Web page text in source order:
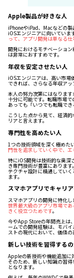
Apple製品が好きな人
iPhoneやiPad、Macなどの
iOSエンジニアに向いていま
って、アプリ開発は単なる
開発におけるモチベーショ
は非常におすすめです。
年収を安定させたい人
iOSエンジニアは、高い市場
できれば、さらなる年収アッ
本人の努力次第にはなりま
十分に可能です。転職市場
あっても「いつでも転職でき
こうした点から見て、経済
リアと言えます。
専門性を高めたい人
1つの技術領域を深く極めた
門性を追求していく中で、
特にiOS開発は技術的な奥深
き専門技術が豊富にありま
テクチャ設計に精通してい
ます。
スマホアプリでキャリ
スマホアプリの開発に特化
世界最大級のアプリ市場で
きく役立つためです。
今やApp Storeの年間売上は
ームでの開発経験は、モバ
ストの現代において、価値の
新しい技術を習得する
Appleの新技術や機能追加に
そのため、新しい知識の習
となります。